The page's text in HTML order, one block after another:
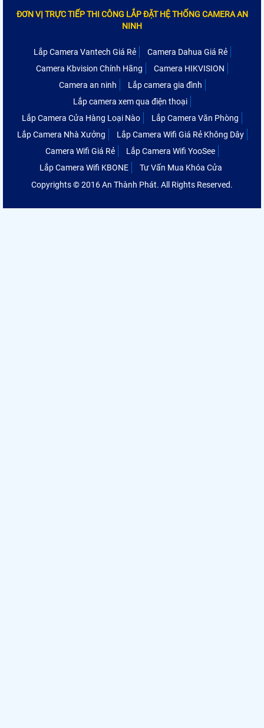
ĐƠN VỊ TRỰC TIẾP THI CÔNG LẮP ĐẶT HỆ THỐNG CAMERA AN
NINH
Lắp Camera Vantech Giá Rẻ
Camera Dahua Giá Rẻ
Camera Kbvision Chính Hãng
Camera HIKVISION
Camera an ninh
Lắp camera gia đình
Lắp camera xem qua điện thoại
Lắp Camera Cửa Hàng Loại Nào
Lắp Camera Văn Phòng
Lắp Camera Nhà Xưởng
Lắp Camera Wifi Giá Rẻ Không Dây
Camera Wifi Giá Rẻ
Lắp Camera Wifi YooSee
Lắp Camera Wifi KBONE
Tư Vấn Mua Khóa Cửa
Copyrights © 2016 An Thành Phát. All Rights Reserved.